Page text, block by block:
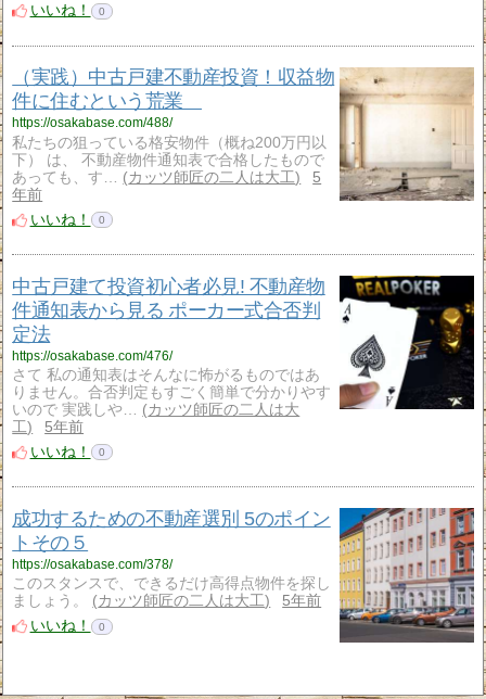
いいね！
0
（実践）中古戸建不動産投資！収益物
件に住むという荒業
https://osakabase.com/488/
私たちの狙っている格安物件（概ね200万円以
下） は、 不動産物件通知表で合格したもので
あっても、す…
カッツ師匠の二人は大工
5
年前
いいね！
0
中古戸建て投資初心者必見! 不動産物
件通知表から見る ポーカー式合否判
定法
https://osakabase.com/476/
さて 私の通知表はそんなに怖がるものではあ
りません。合否判定もすごく簡単で分かりやす
いので 実践しや…
カッツ師匠の二人は大
工
5年前
いいね！
0
成功するための不動産選別 5のポイン
トその５
https://osakabase.com/378/
このスタンスで、できるだけ高得点物件を探し
ましょう。
カッツ師匠の二人は大工
5年前
いいね！
0